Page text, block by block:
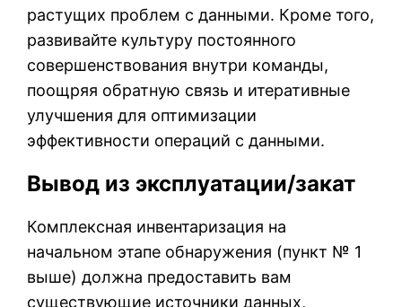
растущих проблем с данными. Кроме того,
развивайте культуру постоянного
совершенствования внутри команды,
поощряя обратную связь и итеративные
улучшения для оптимизации
эффективности операций с данными.
Вывод из эксплуатации/закат
Комплексная инвентаризация на
начальном этапе обнаружения (пункт № 1
выше) должна предоставить вам
существующие источники данных,